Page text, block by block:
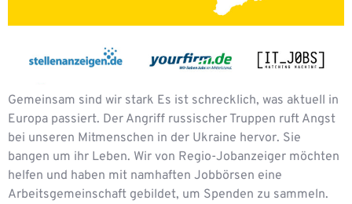
Gemeinsam sind wir stark Es ist schrecklich, was aktuell in
Europa passiert. Der Angriff russischer Truppen ruft Angst
bei unseren Mitmenschen in der Ukraine hervor. Sie
bangen um ihr Leben. Wir von Regio-Jobanzeiger möchten
helfen und haben mit namhaften Jobbörsen eine
Arbeitsgemeinschaft gebildet, um Spenden zu sammeln.